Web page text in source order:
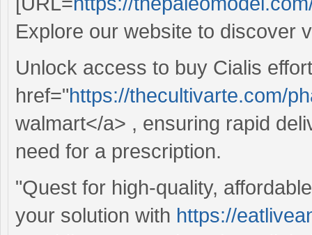
Explore our website to discover
Unlock access to buy Cialis
href="https://thecultivarte.com/
walmart</a> , ensuring rapid
need for a prescription.
"Quest for high-quality,
your solution with https://